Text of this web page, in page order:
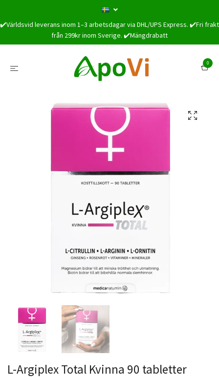
✔️Världsvid leverans inom 1–3 arbetsdagar via DHL/UPS Express. ✔️Fri frakt
från 299kr inom Sverige. ✔️Mängdrabatt
0
L-Argiplex Total Kvinna 90 tabletter